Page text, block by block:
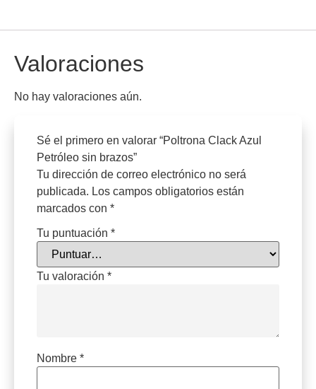
Valoraciones
No hay valoraciones aún.
Sé el primero en valorar “Poltrona Clack Azul
Petróleo sin brazos”
Tu dirección de correo electrónico no será
publicada. Los campos obligatorios están
marcados con *
Tu puntuación *
Tu valoración *
Nombre *